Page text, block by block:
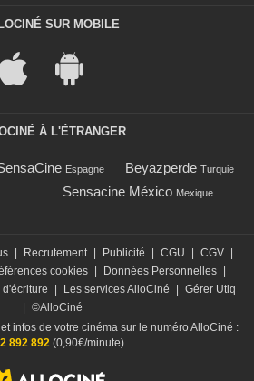
SUR MOBILE
À L'ÉTRANGER
Espagne Beyazperde Turquie
Sensacine México Mexique
Recrutement Publicité CGU CGV
cookies Données Personnelles
Les services AlloCiné
Gérer Utiq
©AlloCiné
infos de votre cinéma sur le numéro AlloCiné :
892 892(0,90€/minute)